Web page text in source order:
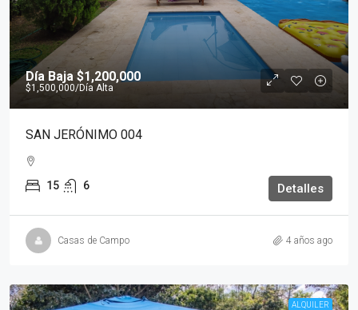
Día Baja $1,200,000
$1,500,000/Día Alta
SAN JERÓNIMO 004
15 6 Detalles
Casas de Campo 4 años ago
ALQUILER